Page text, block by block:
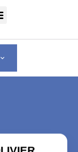
keyboard_arrow_down